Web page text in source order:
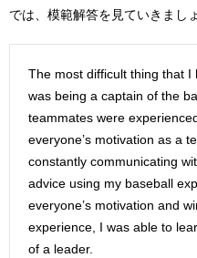
では、模範解答を見ていきましょ
The most difficult thing that
was being a captain of the
teammates were
everyone’s motivation as a
constantly communicating
advice using my baseball
everyone’s motivation and
experience, I was able to
of a leader.